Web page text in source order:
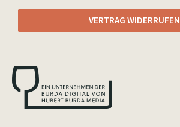
VERTRAG WIDERRUFEN